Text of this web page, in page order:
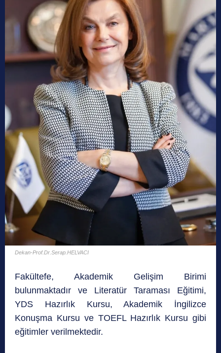
Dekan-Prof.Dr.Serap.HELVACI
Fakültefe, Akademik Gelişim Birimi
bulunmaktadır ve Literatür Taraması Eğitimi,
YDS Hazırlık Kursu, Akademik İngilizce
Konuşma Kursu ve TOEFL Hazırlık Kursu gibi
eğitimler verilmektedir.